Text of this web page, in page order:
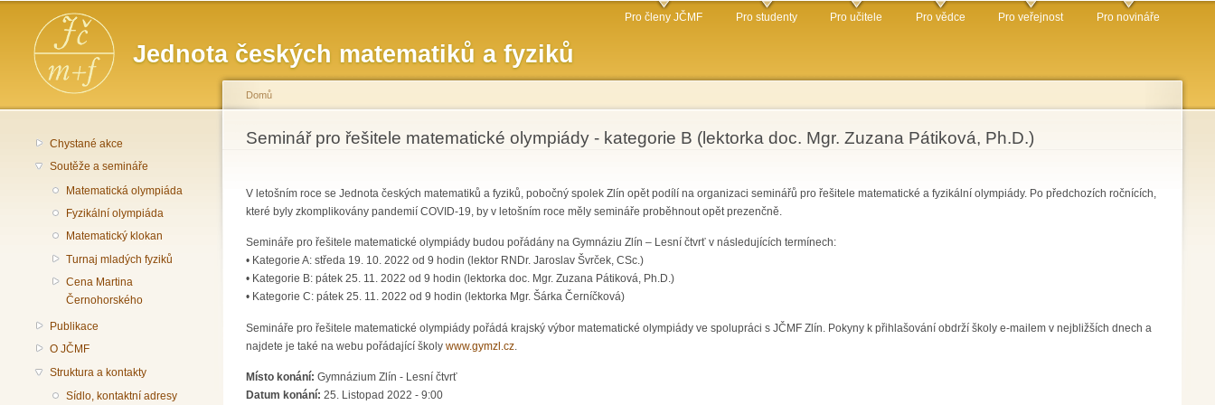
obsahu
Jednota českých matematiků a fyziků
Hlavní menu Pro členy JČMF Pro studenty Pro učitele Pro vědce Pro veřejnost Pro novináře
Chystané akce
Soutěže a semináře
Matematická olympiáda
Fyzikální olympiáda
Matematický klokan
Turnaj mladých fyziků
Cena Martina
Černohorského
Publikace
O JČMF
Struktura a kontakty
Sídlo, kontaktní adresy
Jste zde
Domů
Seminář pro řešitele matematické olympiády - kategorie B (lektorka doc. Mgr. Zuzana Pátiková, Ph.D.)
V letošním roce se Jednota českých matematiků a fyziků, pobočný spolek Zlín opět podílí na organizaci seminářů pro řešitele matematické a fyzikální olympiády. Po předchozích ročnících,
které byly zkomplikovány pandemií COVID-19, by v letošním roce měly semináře proběhnout opět prezenčně.
Semináře pro řešitele matematické olympiády budou pořádány na Gymnáziu Zlín – Lesní čtvrť v následujících termínech:
• Kategorie A: středa 19. 10. 2022 od 9 hodin (lektor RNDr. Jaroslav Švrček, CSc.)
• Kategorie B: pátek 25. 11. 2022 od 9 hodin (lektorka doc. Mgr. Zuzana Pátiková, Ph.D.)
• Kategorie C: pátek 25. 11. 2022 od 9 hodin (lektorka Mgr. Šárka Černíčková)
Semináře pro řešitele matematické olympiády pořádá krajský výbor matematické olympiády ve spolupráci s JČMF Zlín. Pokyny k přihlašování obdrží školy e-mailem v nejbližších dnech a
najdete je také na webu pořádající školy www.gymzl.cz.
Místo konání: Gymnázium Zlín - Lesní čtvrť
Datum konání: 25. Listopad 2022 - 9:00